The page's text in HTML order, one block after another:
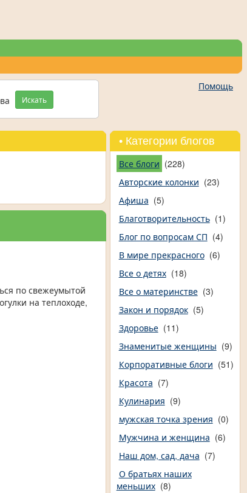
Искать
Помощь
по свежеумытой
на теплоходе,
• Категории блогов
Все блоги (228)
Авторские колонки (23)
Афиша (5)
Благотворительность (1)
Блог по вопросам СП (4)
В мире прекрасного (6)
Все о детях (18)
Все о материнстве (3)
Закон и порядок (5)
Здоровье (11)
Знаменитые женщины (9)
Корпоративные блоги (51)
Красота (7)
Кулинария (9)
мужская точка зрения (0)
Мужчина и женщина (6)
Наш дом, сад, дача (7)
О братьях наших
меньших (8)